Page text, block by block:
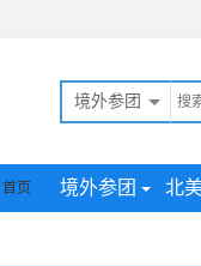
境外参团
首页 境外参团 北